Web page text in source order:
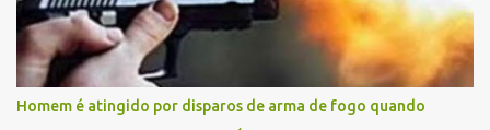
baleado foi identificado como Claudio Bastos, conhecido no meio
político.
Homem é atingido por disparos de arma de fogo quando